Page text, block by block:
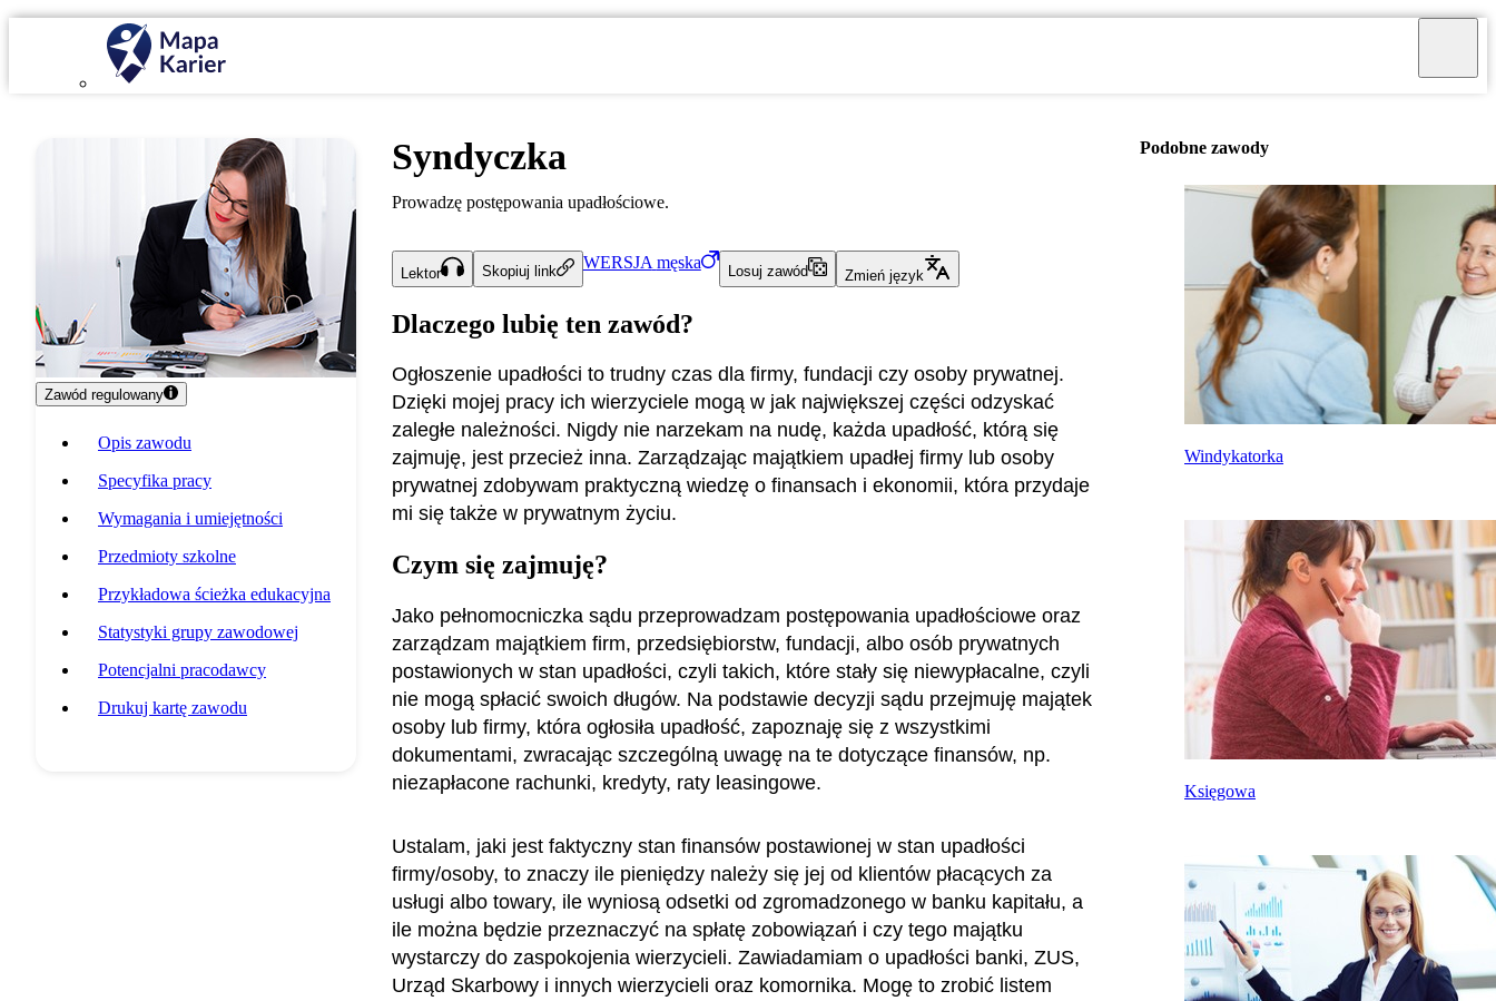
Zawód regulowany
Opis zawodu
Specyfika pracy
Wymagania i umiejętności
Przedmioty szkolne
Przykładowa ścieżka edukacyjna
Statystyki grupy zawodowej
Potencjalni pracodawcy
Drukuj kartę zawodu
Syndyczka
Prowadzę postępowania upadłościowe.
Lektor Skopiuj link WERSJA męska
Losuj zawód Zmień język
Dlaczego lubię ten zawód?
Ogłoszenie upadłości to trudny czas dla firmy, fundacji czy osoby prywatnej.
Dzięki mojej pracy ich wierzyciele mogą w jak największej części odzyskać
zaległe należności. Nigdy nie narzekam na nudę, każda upadłość, którą się
zajmuję, jest przecież inna. Zarządzając majątkiem upadłej firmy lub osoby
prywatnej zdobywam praktyczną wiedzę o finansach i ekonomii, która przydaje
mi się także w prywatnym życiu.
Czym się zajmuję?
Jako pełnomocniczka sądu przeprowadzam postępowania upadłościowe oraz
zarządzam majątkiem firm, przedsiębiorstw, fundacji, albo osób prywatnych
postawionych w stan upadłości, czyli takich, które stały się niewypłacalne, czyli
nie mogą spłacić swoich długów. Na podstawie decyzji sądu przejmuję majątek
osoby lub firmy, która ogłosiła upadłość, zapoznaję się z wszystkimi
dokumentami, zwracając szczególną uwagę na te dotyczące finansów, np.
niezapłacone rachunki, kredyty, raty leasingowe.
Ustalam, jaki jest faktyczny stan finansów postawionej w stan upadłości
firmy/osoby, to znaczy ile pieniędzy należy się jej od klientów płacących za
usługi albo towary, ile wyniosą odsetki od zgromadzonego w banku kapitału, a
ile można będzie przeznaczyć na spłatę zobowiązań i czy tego majątku
wystarczy do zaspokojenia wierzycieli. Zawiadamiam o upadłości banki, ZUS,
Urząd Skarbowy i innych wierzycieli oraz komornika. Mogę to zrobić listem
Podobne zawody
Windykatorka
Księgowa